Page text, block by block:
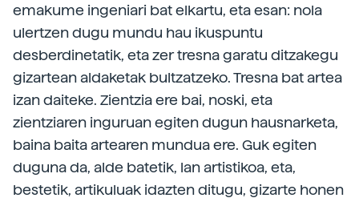
emakume ingeniari bat elkartu, eta esan: nola
ulertzen dugu mundu hau ikuspuntu
desberdinetatik, eta zer tresna garatu ditzakegu
gizartean aldaketak bultzatzeko. Tresna bat artea
izan daiteke. Zientzia ere bai, noski, eta
zientziaren inguruan egiten dugun hausnarketa,
baina baita artearen mundua ere. Guk egiten
duguna da, alde batetik, lan artistikoa, eta,
bestetik, artikuluak idazten ditugu, gizarte honen